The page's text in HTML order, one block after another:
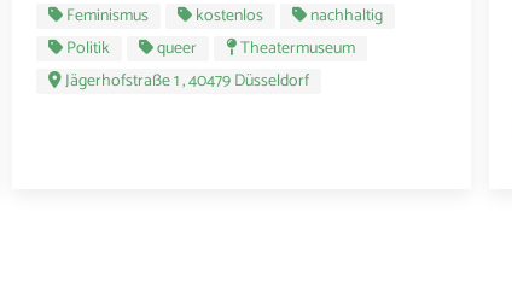
Feminismus
kostenlos
nachhaltig
Politik
queer
Theatermuseum
Jägerhofstraße 1 , 40479 Düsseldorf